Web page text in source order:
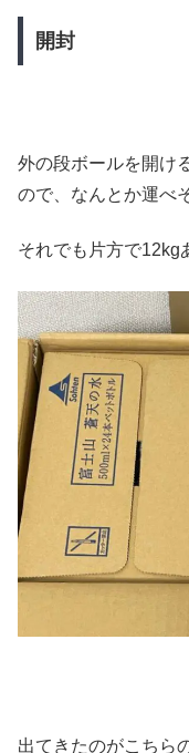
開封
外の段ボールを開け
ので、なんとか運べ
それでも片方で12kg
出てきたのがこちら